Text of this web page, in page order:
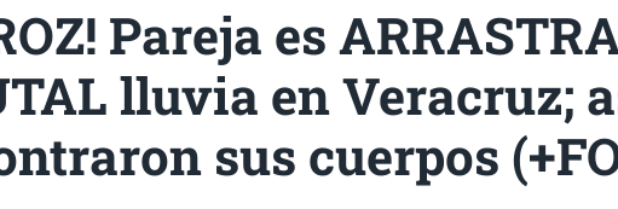
Pareja es
lluvia en Veracruz;
sus cuerpos